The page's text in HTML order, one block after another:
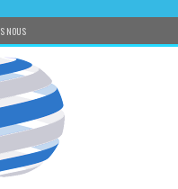
NOUS